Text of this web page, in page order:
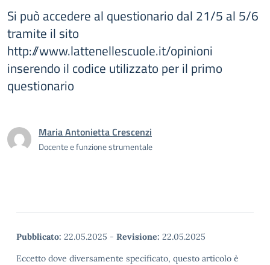
Si può accedere al questionario dal 21/5 al 5/6
tramite il sito
http://www.lattenellescuole.it/opinioni
inserendo il codice utilizzato per il primo
questionario
Maria Antonietta Crescenzi
Docente e funzione strumentale
Pubblicato: 22.05.2025 - Revisione: 22.05.2025
Eccetto dove diversamente specificato, questo articolo è